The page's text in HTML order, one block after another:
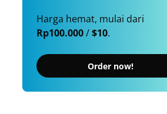
Harga hemat, mulai dari
Rp100.000/$10.
Order now!